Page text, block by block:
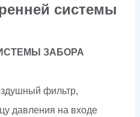
системы
ЗАБОРА
фильтр,
давления на входе